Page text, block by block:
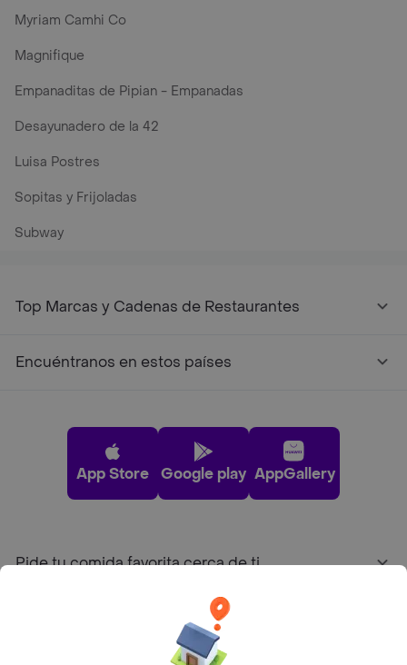
Myriam Camhi Co
Magnifique
Empanaditas de Pipian - Empanadas
Desayunadero de la 42
Luisa Postres
Sopitas y Frijoladas
Subway
Top Marcas y Cadenas de Restaurantes
Encuéntranos en estos países
App Store Google play AppGallery
Pide tu comida favorita cerca de ti